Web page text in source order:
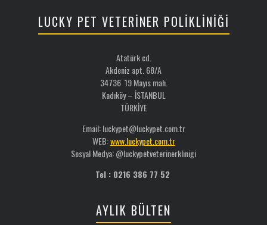
LUCKY PET VETERİNER POLİKLİNİĞİ
Atatürk cd.
Akdeniz apt. 68/A
34736 19 Mayıs mah.
Kadıköy – İSTANBUL
TÜRKİYE
Email: luckypet@luckypet.com.tr
WEB:www.luckypet.com.tr
Sosyal Medya: @luckypetveterinerklinigi
Tel : 0216 386 77 52
AYLIK BÜLTEN